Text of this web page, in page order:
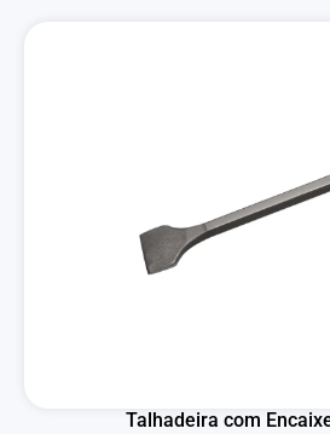
Talhadeira com